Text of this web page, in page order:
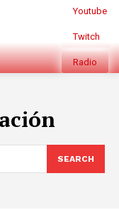
Youtube
Twitch
Radio
SEARCH